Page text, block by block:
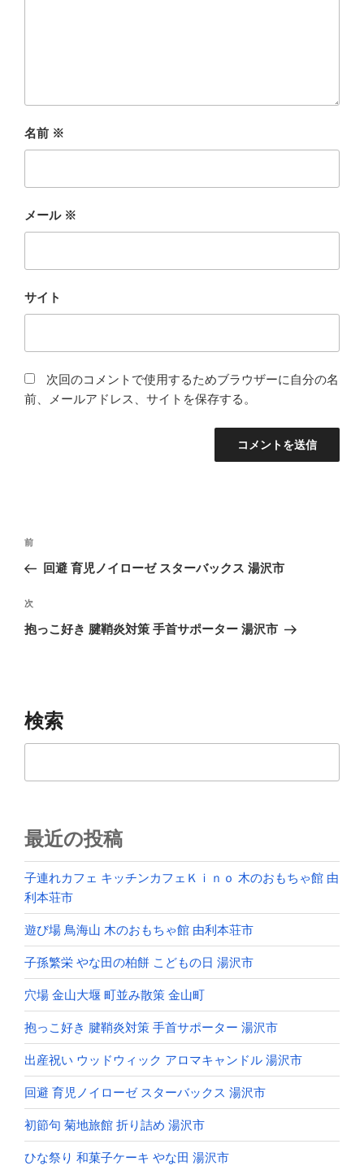
名前 ※
メール ※
サイト
次回のコメントで使用するためブラウザーに自分の名
前、メールアドレス、サイトを保存する。
投
ナ
ビ
ゲ
ン
前
の
稿
前
回避 育児ノイローゼ スターバックス 湯沢市
次
の
次
抱っこ好き 腱鞘炎対策 手首サポーター 湯沢市
検索
最近の投稿
子連れカフェ キッチンカフェＫｉｎｏ 木のおもちゃ館 由
利本荘市
遊び場 鳥海山 木のおもちゃ館 由利本荘市
子孫繁栄 やな田の柏餅 こどもの日 湯沢市
穴場 金山大堰 町並み散策 金山町
抱っこ好き 腱鞘炎対策 手首サポーター 湯沢市
出産祝い ウッドウィック アロマキャンドル 湯沢市
回避 育児ノイローゼ スターバックス 湯沢市
初節句 菊地旅館 折り詰め 湯沢市
ひな祭り 和菓子ケーキ やな田 湯沢市